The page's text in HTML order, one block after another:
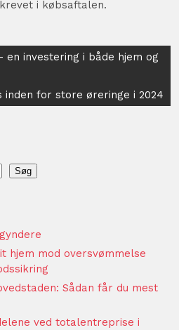
i købsaftalen.
investering i både hjem og
inden for store øreringe i 2024
Søg
hjem mod oversvømmelse
Sådan får du mest
ved totalentreprise i